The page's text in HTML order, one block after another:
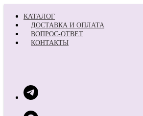
КАТАЛОГ
ДОСТАВКА И ОПЛАТА
ВОПРОС-ОТВЕТ
КОНТАКТЫ